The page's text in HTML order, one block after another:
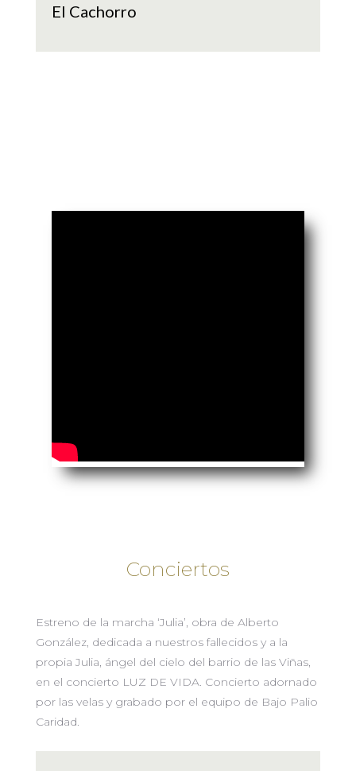
El Cachorro
Conciertos
Estreno de la marcha ‘Julia’, obra de Alberto
González, dedicada a nuestros fallecidos y a la
propia Julia, ángel del cielo del barrio de las Viñas,
en el concierto LUZ DE VIDA. Concierto adornado
por las velas y grabado por el equipo de Bajo Palio
Caridad.